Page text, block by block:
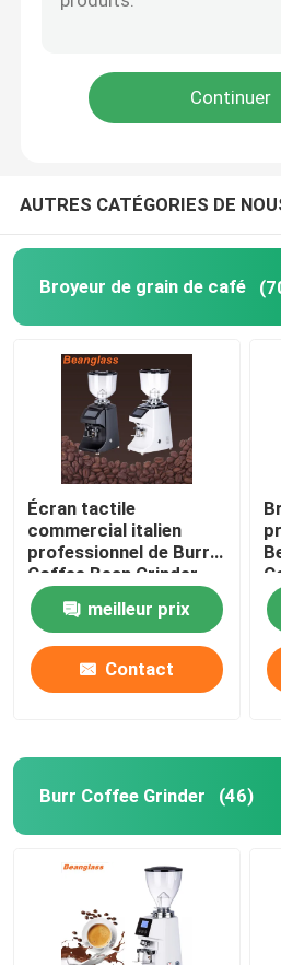
frother automatique de lait
Moulin à café numérique
AUTRES CATÉGORIES DE
Broyeur de grain de café
Écran tactile
commercial italien
professionnel de Burr
Coffee Bean Grinder
With LED
meilleur prix
Contact
Burr Coffee Grinder (46)